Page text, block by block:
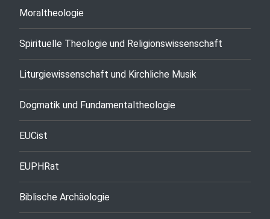
Moraltheologie
Spirituelle Theologie und Religionswissenschaft
Liturgiewissenschaft und Kirchliche Musik
Dogmatik und Fundamentaltheologie
EUCist
EUPHRat
Biblische Archäologie